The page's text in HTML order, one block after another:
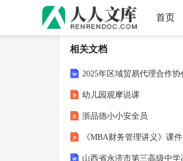
首页
相关文档
幼儿园观摩说课
浙品德小小安全员
《MBA财务管理讲义》课件